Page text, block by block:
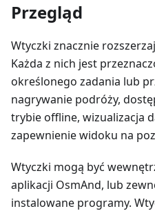
Przegląd
Wtyczki znacznie
Każda z nich jest
określonego zadania lub
nagrywanie podróży,
trybie offline, wizualizacja
zapewnienie widoku na
Wtyczki mogą być
aplikacji OsmAnd, lub
instalowane programy.